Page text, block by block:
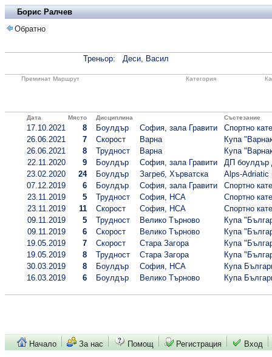
Борис Ралчев
Обратно
Треньор: Деси, Васил
Преминат Маршрут Категория
Дата Място Дисциплина Състезание
17.10.2021 8 Боулдър София, зала Гравити
Спортно
26.06.2021
7 Скорост Варна
Купа
26.06.2021
8 Трудност Варна
Купа
22.11.2020
9 Боулдър София, зала Гравити
ДП боулдър
23.02.2020
24 Боулдър Загреб, Хърватска
Alps-Adriatic
07.12.2019
6 Боулдър София, зала Гравити
Спортно
23.11.2019
5 Трудност София, НСА
Спортно
23.11.2019
11 Скорост София, НСА
Спортно
09.11.2019
5 Трудност Велико Търново
Купа
09.11.2019
6 Скорост Велико Търново
Купа
19.05.2019
7 Скорост Стара Загора
Купа
19.05.2019
8 Трудност Стара Загора
Купа
30.03.2019
8 Боулдър София, НСА
Купа
16.03.2019
6 Боулдър Велико Търново Купа
Начало За нас Помощ Регистрация Вход